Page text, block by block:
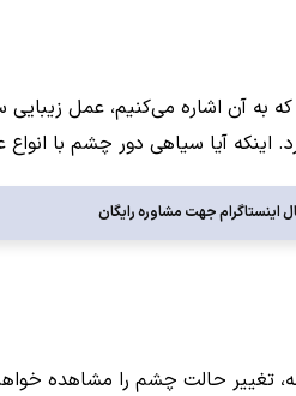
به آن اشاره می‌کنیم، عمل
اینکه آیا سیاهی دور چشم با
اینستاگرام جهت مشاوره رایگان
تغییر حالت چشم را مشاهده